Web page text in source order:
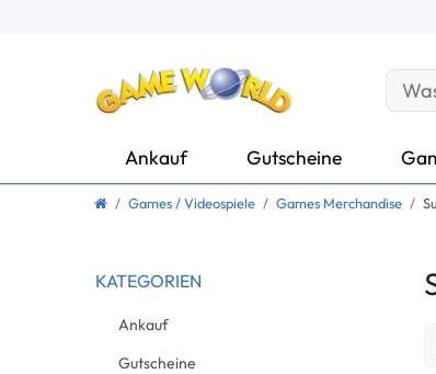
Ankauf Gutscheine
Games / Videospiele Games Merchandise
KATEGORIEN
Ankauf
Gutscheine